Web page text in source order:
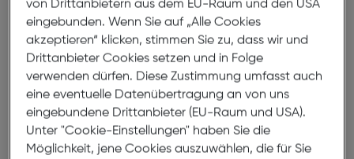
Latitude E5400
€ 104,99
in den Warenkorb
Beratung
von Drittanbietern aus dem EU-Raum und den USA
eingebunden. Wenn Sie auf „Alle Cookies
akzeptieren“ klicken, stimmen Sie zu, dass wir und
Drittanbieter Cookies setzen und in Folge
verwenden dürfen. Diese Zustimmung umfasst auch
eine eventuelle Datenübertragung an von uns
eingebundene Drittanbieter (EU-Raum und USA).
Unter "Cookie-Einstellungen" haben Sie die
Möglichkeit, jene Cookies auszuwählen, die für Sie